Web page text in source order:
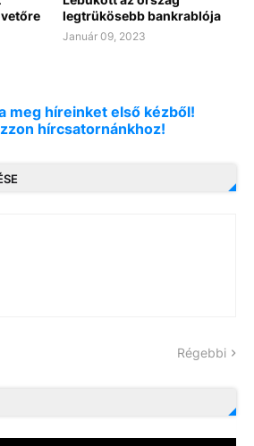
legtrükösebb bankrablója
Január 09, 2023
meg híreinket első kézből!
hírcsatornánkhoz!
Régebbi